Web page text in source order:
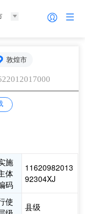
敦煌市
施
体
码
11620982013
92304XJ
使
县级